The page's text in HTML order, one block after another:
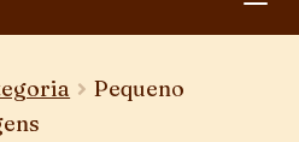
Pequeno